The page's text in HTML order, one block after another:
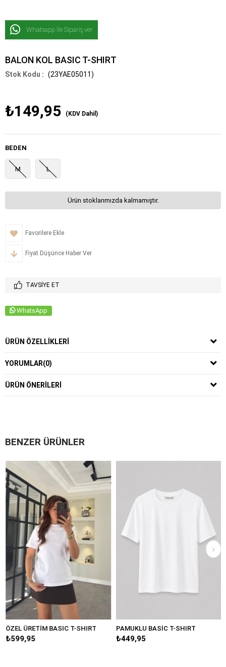
Whatsapp İle Sipariş ver
BALON KOL BASIC T-SHIRT
(23YAE05011)
₺149,95 (KDV Dahil)
BEDEN
M L
Ürün stoklarımızda kalmamıştır.
Favorilere Ekle
Fiyat Düşünce Haber Ver
TAVSIYE ET
WhatsApp
ÜRÜN ÖZELLIKLERI
YORUMLAR(0)
ÜRÜN ÖNERILERI
BENZER ÜRÜNLER
ÖZEL ÜRETİM BASIC T-SHIRT
₺599,95
PAMUKLU BASİC T-SHIRT
₺449,95